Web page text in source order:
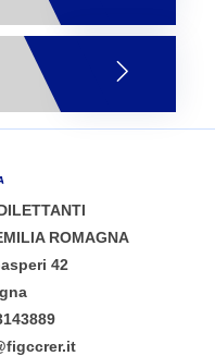
ROMAGNA
42